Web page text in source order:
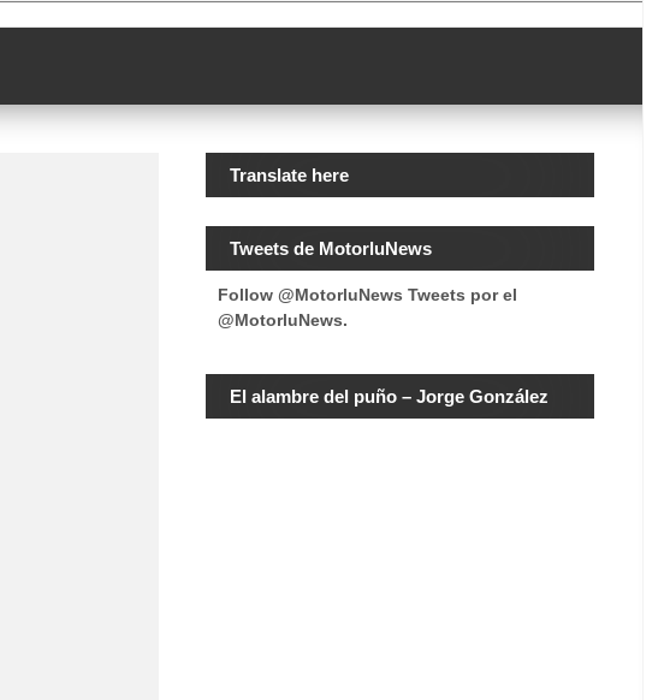
Translate here
Tweets de MotorluNews
Follow @MotorluNews Tweets por el
@MotorluNews.
El alambre del puño – Jorge González